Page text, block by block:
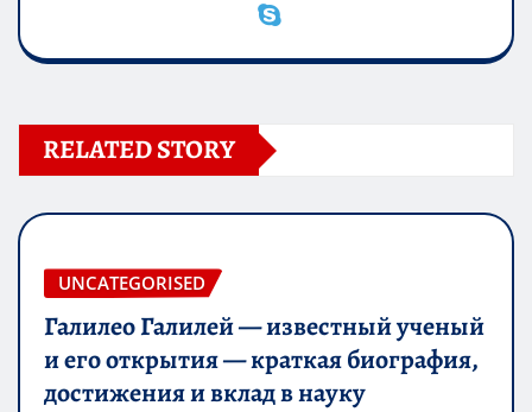
RELATED STORY
UNCATEGORISED
Галилео Галилей — известный ученый
и его открытия — краткая биография,
достижения и вклад в науку